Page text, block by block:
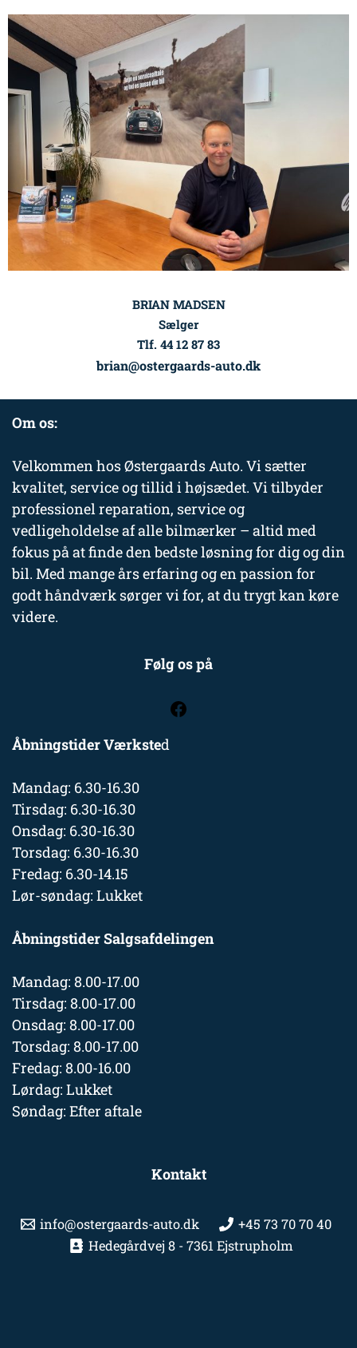
BRIAN MADSEN
Sælger
Tlf. 44 12 87 83
brian@ostergaards-auto.dk
Om os:
Velkommen hos Østergaards Auto. Vi sætter
kvalitet, service og tillid i højsædet. Vi tilbyder
professionel reparation, service og
vedligeholdelse af alle bilmærker – altid med
fokus på at finde den bedste løsning for dig og din
bil. Med mange års erfaring og en passion for
godt håndværk sørger vi for, at du trygt kan køre
videre.
Følg os på
Åbningstider Værksted
Mandag: 6.30-16.30
Tirsdag: 6.30-16.30
Onsdag: 6.30-16.30
Torsdag: 6.30-16.30
Fredag: 6.30-14.15
Lør-søndag: Lukket
Åbningstider Salgsafdelingen
Mandag: 8.00-17.00
Tirsdag: 8.00-17.00
Onsdag: 8.00-17.00
Torsdag: 8.00-17.00
Fredag: 8.00-16.00
Lørdag: Lukket
Søndag: Efter aftale
Kontakt
info@ostergaards-auto.dk
+45 73 70 70 40
Hedegårdvej 8 - 7361 Ejstrupholm